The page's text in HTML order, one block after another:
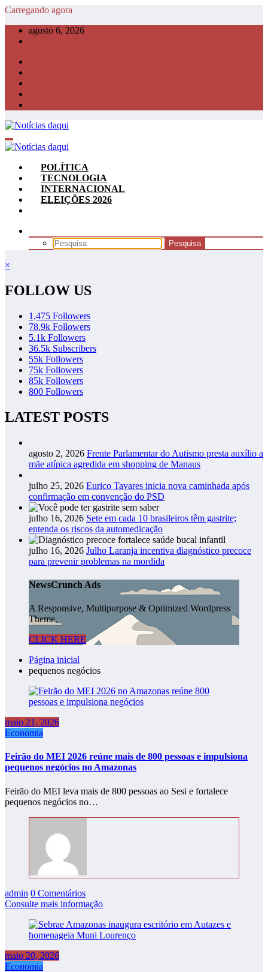
Pular
conteúdo
Carregando agora
agosto 6, 2026
POLÍTICA
TECNOLOGIA
INTERNACIONAL
ELEIÇÕES 2026
×
FOLLOW US
1,475 Followers
78.9k Followers
5.1k Followers
36.5k Subscribers
55k Followers
75k Followers
85k Followers
800 Followers
LATEST POSTS
agosto 2, 2026 Frente Parlamentar do Autismo presta auxílio a
mãe atípica agredida em shopping de Manaus
julho 25, 2026 Eurico Tavares inicia nova caminhada após
confirmação em convenção do PSD
julho 16, 2026 Sete em cada 10 brasileiros têm gastrite;
entenda os riscos da automedicação
julho 16, 2026 Julho Laranja incentiva diagnóstico precoce
para prevenir problemas na mordida
NewsCrunch Ads
A Responsive, Multipurpose & Optimized Wordpress
Theme.
CLICK HERE
Página inicial
pequenos negócios
maio 21, 2026
Economia
Feirão do MEI 2026 reúne mais de 800 pessoas e impulsiona
pequenos negócios no Amazonas
Feirão do MEI leva mais de 800 pessoas ao Sesi e fortalece
pequenos negócios no…
admin 0 Comentários
Consulte mais informação
maio 20, 2026
Economia